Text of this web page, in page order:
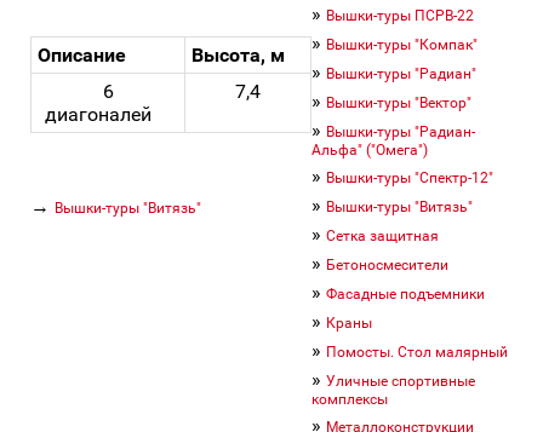
Описание
Высота, м
6
диагоналей
7,4
→ Вышки-туры "Витязь"
» Вышки-туры ПСРВ-22
» Вышки-туры "Компак"
» Вышки-туры "Радиан"
» Вышки-туры "Вектор"
» Вышки-туры "Радиан-
Альфа" ("Омега")
» Вышки-туры "Спектр-12"
» Вышки-туры "Витязь"
» Сетка защитная
» Бетоносмесители
» Фасадные подъемники
» Краны
» Помосты. Стол малярный
» Уличные спортивные
комплексы
» Металлоконструкции